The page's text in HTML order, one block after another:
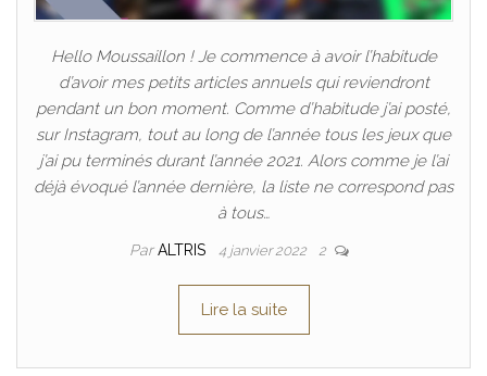
Hello Moussaillon ! Je commence à avoir l’habitude
d’avoir mes petits articles annuels qui reviendront
pendant un bon moment. Comme d’habitude j’ai posté,
sur Instagram, tout au long de l’année tous les jeux que
j’ai pu terminés durant l’année 2021. Alors comme je l’ai
déjà évoqué l’année dernière, la liste ne correspond pas
à tous…
ParALTRIS 4 janvier 2022 2
Lire la suite